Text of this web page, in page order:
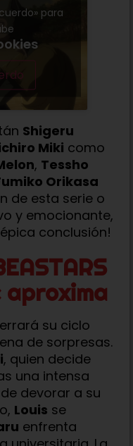
para
Shigeru
Miki como
, Tessho
Orikasa
de esta serie o
y emocionante,
conclusión!
aproxima
su ciclo
de sorpresas.
, quien decide
una intensa
devorar a su
Louis se
enfrenta